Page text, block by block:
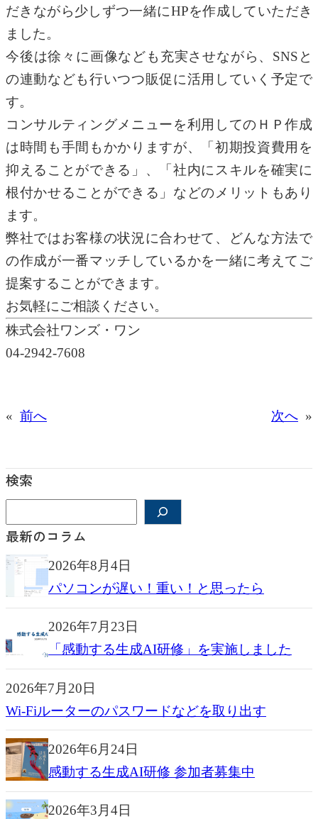
だきながら少しずつ一緒にHPを作成していただき
ました。
今後は徐々に画像なども充実させながら、SNSと
の連動なども行いつつ販促に活用していく予定で
す。
コンサルティングメニューを利用してのＨＰ作成
は時間も手間もかかりますが、「初期投資費用を
抑えることができる」、「社内にスキルを確実に
根付かせることができる」などのメリットもあり
ます。
弊社ではお客様の状況に合わせて、どんな方法で
の作成が一番マッチしているかを一緒に考えてご
提案することができます。
お気軽にご相談ください。
株式会社ワンズ・ワン
04-2942-7608
« 前へ 次へ »
検索
索
最新のコラム
2026年8月4日
パソコンが遅い！重い！と思ったら
2026年7月23日
「感動する生成AI研修」を実施しました
2026年7月20日
Wi-Fiルーターのパスワードなどを取り出す
2026年6月24日
感動する生成AI研修 参加者募集中
2026年3月4日